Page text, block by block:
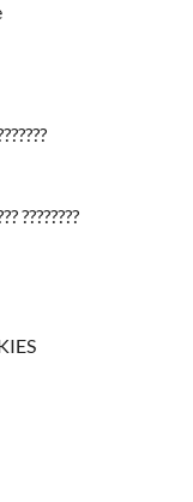
????????